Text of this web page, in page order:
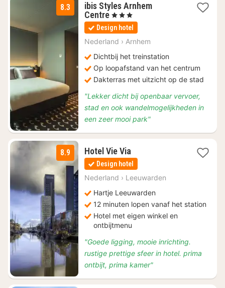
8.3
ibis Styles Arnhem
Centre1
nacht
vanaf
€
, 3 Sterren
Design hotel
Nederland › Arnhem
Dichtbij het treinstation
Op loopafstand van het centrum
Dakterras met uitzicht op de stad
"Lekker dicht bij openbaar vervoer,
stad en ook wandelmogelijkheden in
een zeer mooi park"
8.9 Hotel Vie Via1
nacht
vanaf
€
Design hotel
Nederland › Leeuwarden
Hartje Leeuwarden
12 minuten lopen vanaf het station
Hotel met eigen winkel en
ontbijtmenu
"Goede ligging, mooie inrichting.
rustige prettige sfeer in hotel. prima
ontbijt, prima kamer"